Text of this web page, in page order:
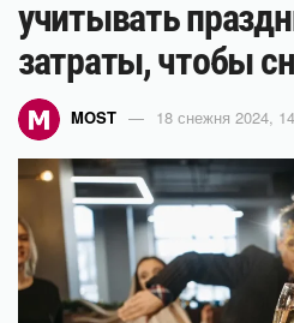
учитывать
затраты, чтобы
MOST 18 снежня 2024,